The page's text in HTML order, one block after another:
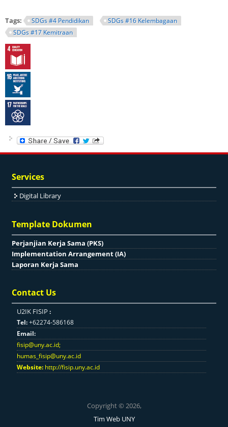
Tags: SDGs #4 Pendidikan
SDGs #16 Kelembagaan
SDGs #17 Kemitraan
Services
Digital Library
Template Dokumen
Perjanjian Kerja Sama (PKS)
Implementation Arrangement (IA)
Laporan Kerja Sama
Contact Us
U2IK FISIP :
Tel:+62274-586168
Email:
fisip@uny.ac.id;
humas_fisip@uny.ac.id
Website: http://fisip.uny.ac.id
Copyright © 2026,
Tim Web UNY